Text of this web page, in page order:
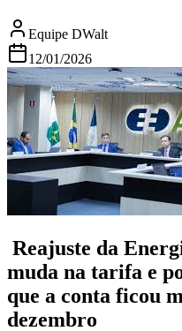
Equipe DWalt
12/01/2026
Reajuste da
muda na tarifa e
que a conta ficou
dezembro